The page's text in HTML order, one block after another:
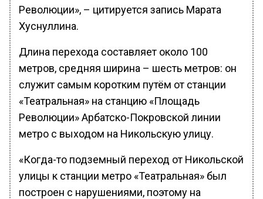
Революции», – цитируется запись Марата
Хуснуллина.
Длина перехода составляет около 100
метров, средняя ширина – шесть метров: он
служит самым коротким путём от станции
«Театральная» на станцию «Площадь
Революции» Арбатско-Покровской линии
метро с выходом на Никольскую улицу.
«Когда-то подземный переход от Никольской
улицы к станции метро «Театральная» был
построен с нарушениями, поэтому на